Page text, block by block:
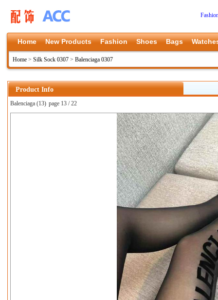
Home New Products Fashion Shoes Bags
Home > Silk Sock 0307 > Balenciaga 0307
Product Info
Balenciaga (13) page 13 / 22
上一张